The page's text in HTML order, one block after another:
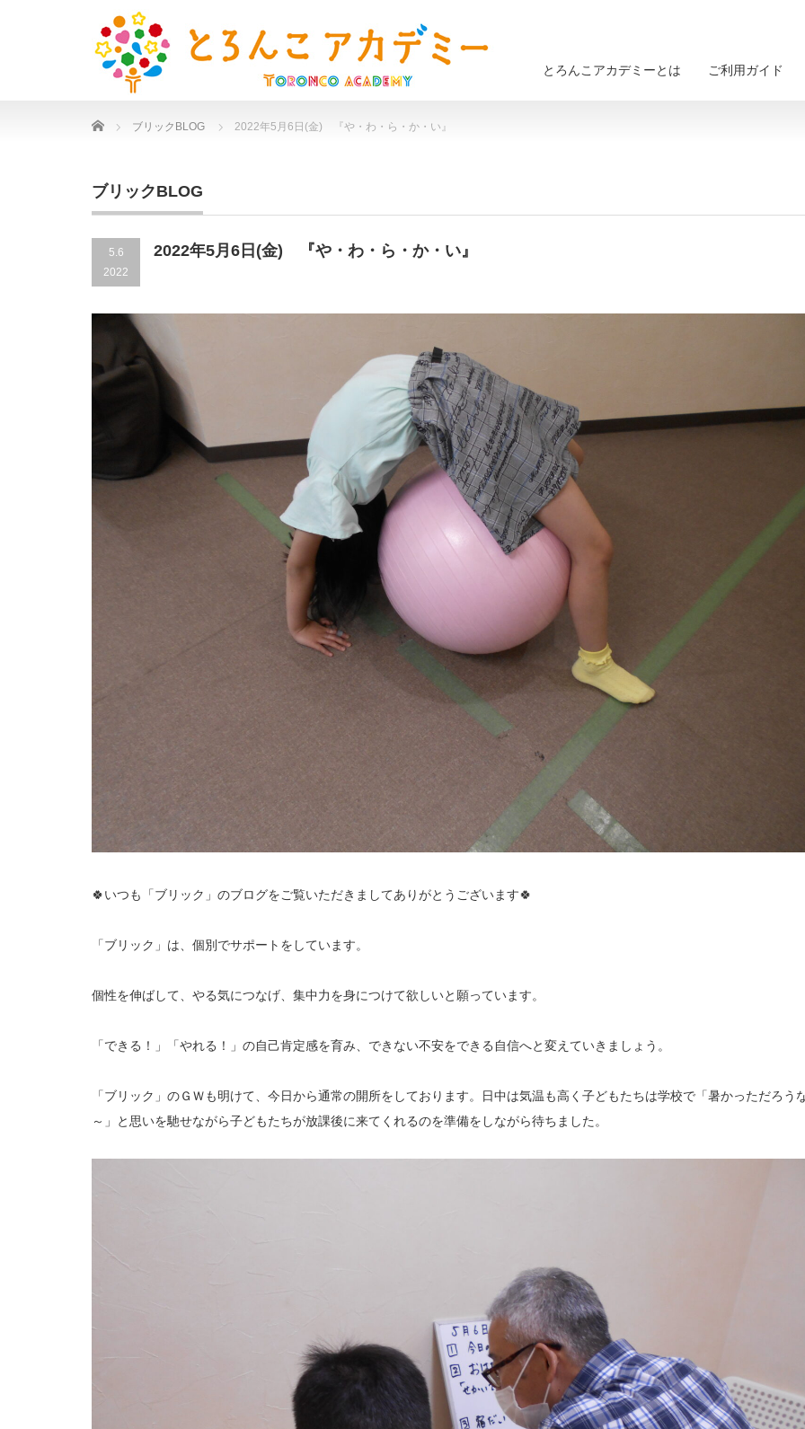
とろんこアカデミーとは ご利用ガイド
Home ブリックBLOG 2022年5月6日(金) 『や・わ・ら・か・い』
ブリックBLOG
5.6
2022
2022年5月6日(金) 『や・わ・ら・か・い』
🍀いつも「ブリック」のブログをご覧いただきましてありがとうございます🍀
「ブリック」は、個別でサポートをしています。
個性を伸ばして、やる気につなげ、集中力を身につけて欲しいと願っています。
「できる！」「やれる！」の自己肯定感を育み、できない不安をできる自信へと変えていきましょう。
「ブリック」のＧＷも明けて、今日から通常の開所をしております。日中は気温も高く子どもたちは学校で「暑かっただろう
～」と思いを馳せながら子どもたちが放課後に来てくれるのを準備をしながら待ちました。